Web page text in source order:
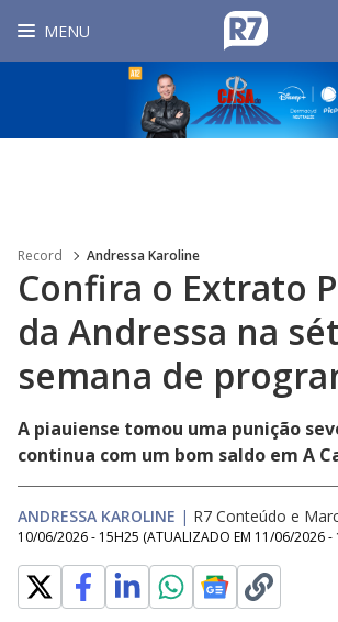
MENU
Record Andressa Karoline
Confira o Extrato
da Andressa na
semana de
A piauiense tomou uma punição
continua com um bom saldo em A
ANDRESSA KAROLINE | R7 Conteúdo e
10/06/2026 - 15H25 (ATUALIZADO EM 11/06/2026 -